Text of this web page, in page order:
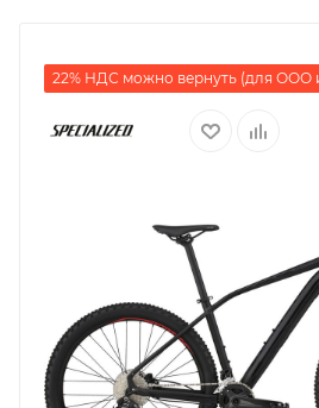
22% НДС можно вернуть (для